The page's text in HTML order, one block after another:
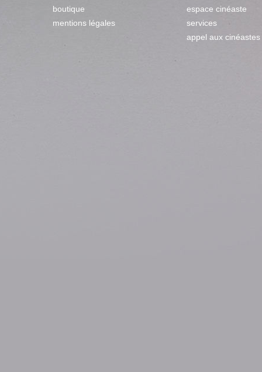
boutique
mentions légales
espace cinéaste
services
appel aux cinéastes